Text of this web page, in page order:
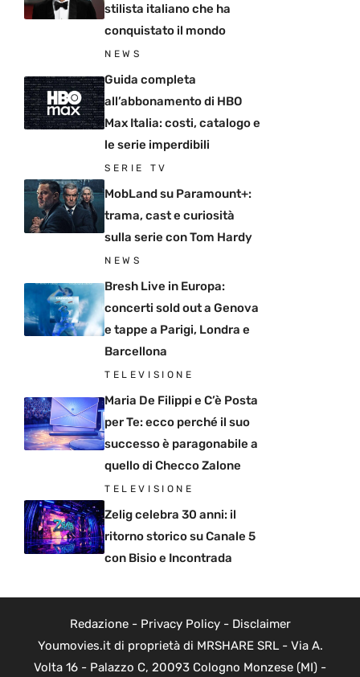
stilista italiano che ha
conquistato il mondo
NEWS
Guida completa
all’abbonamento di HBO
Max Italia: costi, catalogo e
le serie imperdibili
SERIE TV
MobLand su Paramount+:
trama, cast e curiosità
sulla serie con Tom Hardy
NEWS
Bresh Live in Europa:
concerti sold out a Genova
e tappe a Parigi, Londra e
Barcellona
TELEVISIONE
Maria De Filippi e C’è Posta
per Te: ecco perché il suo
successo è paragonabile a
quello di Checco Zalone
TELEVISIONE
Zelig celebra 30 anni: il
ritorno storico su Canale 5
con Bisio e Incontrada
Redazione- Privacy Policy- Disclaimer
Youmovies.it di proprietà di MRSHARE SRL - Via A.
Volta 16 - Palazzo C, 20093 Cologno Monzese (MI) -